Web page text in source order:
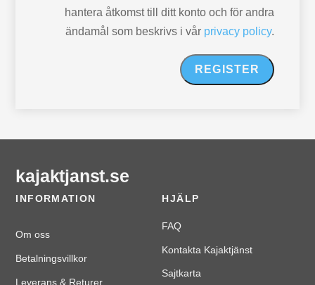
hantera åtkomst till ditt konto och för andra
ändamål som beskrivs i vår privacy policy.
REGISTER
kajaktjanst.se
INFORMATION
Om oss
Betalningsvillkor
Leverans & Returer
HJÄLP
FAQ
Kontakta Kajaktjänst
Sajtkarta